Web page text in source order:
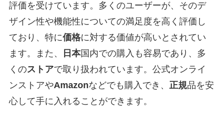
評価を受けています。多くのユーザーが、そのデ
ザイン性や機能性についての満足度を高く評価し
ており、特に価格に対する価値が高いとされてい
ます。また、
日本国内での購入も容易であり、多
くのストアで取り扱われています。公式オンライ
ンストアやAmazonなどでも購入でき、 正規品を安
心して手に入れることができます。